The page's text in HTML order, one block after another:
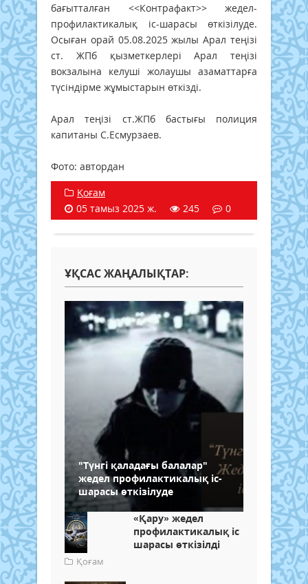
бағытталған <<Контрафакт>> жедел-
профилактикалық іс-шарасы өткізілуде.
Осыған орай 05.08.2025 жылы Арал теңізі
ст. ЖПб қызметкерлері Арал теңізі
вокзалына келуші жолаушы азаматтарға
түсіндірме жұмыстарын өткізді.
Арал теңізі ст.ЖПб бастығы полиция
капитаны С.Есмурзаев.
Фото: автордан
Қоғам
05 тамыз 2025 ж.
245 0
ҰҚСАС ЖАҢАЛЫҚТАР:
"Түнгі қаладағы балалар"
жедел профилактикалық іс-
шарасы өткізілуде
«Қару» жедел
профилактикалық іс
шарасы өткізілді
Қоғам